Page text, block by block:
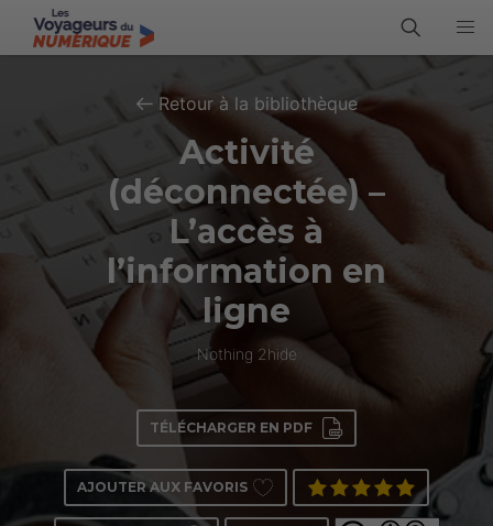
Retour à la bibliothèque
Activité
(déconnectée) –
L’accès à
l’information en
ligne
Nothing 2hide
TÉLÉCHARGER EN PDF
AJOUTER AUX FAVORIS